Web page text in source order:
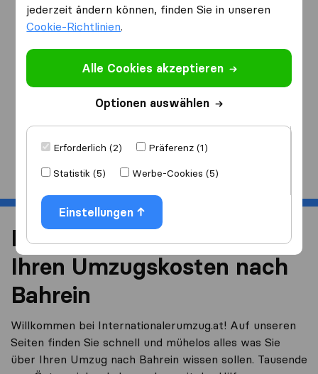
jederzeit ändern können, finden Sie in unseren
Cookie-Richtlinien.
Alle Cookies akzeptieren
Optionen auswählen
Erforderlich (2)
Präferenz (1)
Statistik (5)
Werbe-Cookies (5)
Einstellungen
Ich ziehevon
Ich ziehenach
Start
Reduzieren Sie 40% von
Ihren Umzugskosten nach
Bahrein
Willkommen bei Internationalerumzug.at! Auf unseren
Seiten finden Sie schnell und mühelos alles was Sie
über Ihren Umzug nach Bahrein wissen sollen. Tausende